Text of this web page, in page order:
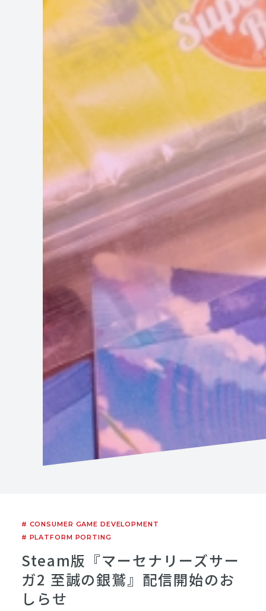
# CONSUMER GAME DEVELOPMENT
# PLATFORM PORTING
Steam版『マーセナリーズサー
ガ2 至誠の銀鷲』配信開始のお
しらせ